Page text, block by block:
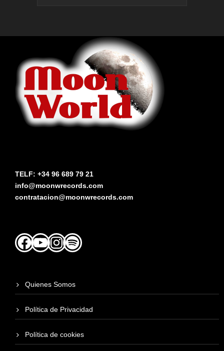
TELF: +34 96 689 79 21
info@moonwrecords.com
contratacion@moonwrecords.com
Facebook
YouTubeInstagram
Spotify
Quienes Somos
Política de Privacidad
Política de cookies